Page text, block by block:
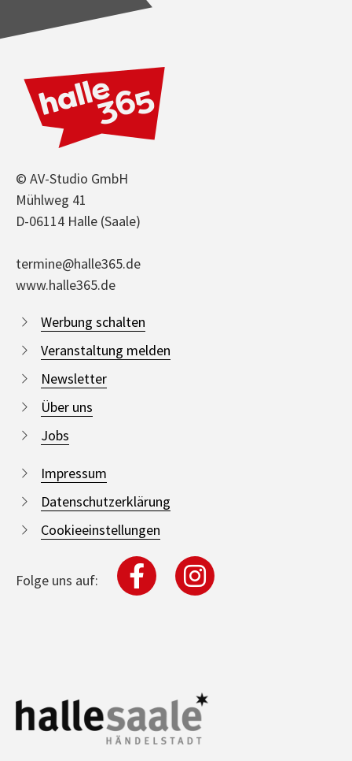
© AV-Studio GmbH
Mühlweg 41
D-06114 Halle (Saale)
termine@halle365.de
www.halle365.de
Werbung schalten
Veranstaltung melden
Newsletter
Über uns
Jobs
Impressum
Datenschutzerklärung
Cookieeinstellungen
Folge uns auf: